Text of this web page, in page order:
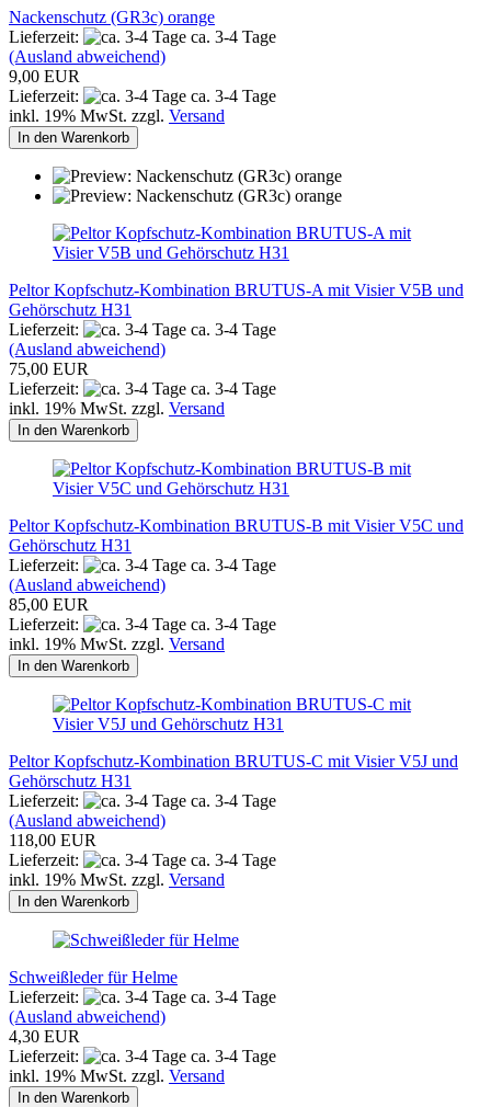
Nackenschutz (GR3c) orange
Lieferzeit:
ca. 3-4 Tage
(Ausland abweichend)
9,00 EUR
Lieferzeit:
ca. 3-4 Tage
inkl. 19% MwSt. zzgl. Versand
In den Warenkorb
Peltor Kopfschutz-Kombination BRUTUS-A mit Visier V5B und
Gehörschutz H31
Lieferzeit:
ca. 3-4 Tage
(Ausland abweichend)
75,00 EUR
Lieferzeit:
ca. 3-4 Tage
inkl. 19% MwSt. zzgl. Versand
In den Warenkorb
Peltor Kopfschutz-Kombination BRUTUS-B mit Visier V5C und
Gehörschutz H31
Lieferzeit:
ca. 3-4 Tage
(Ausland abweichend)
85,00 EUR
Lieferzeit:
ca. 3-4 Tage
inkl. 19% MwSt. zzgl. Versand
In den Warenkorb
Peltor Kopfschutz-Kombination BRUTUS-C mit Visier V5J und
Gehörschutz H31
Lieferzeit:
ca. 3-4 Tage
(Ausland abweichend)
118,00 EUR
Lieferzeit:
ca. 3-4 Tage
inkl. 19% MwSt. zzgl. Versand
In den Warenkorb
Schweißleder für Helme
Lieferzeit:
ca. 3-4 Tage
(Ausland abweichend)
4,30 EUR
Lieferzeit:
ca. 3-4 Tage
inkl. 19% MwSt. zzgl. Versand
In den Warenkorb